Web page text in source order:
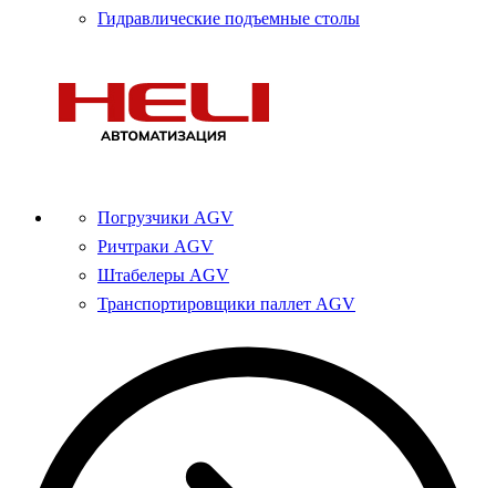
Гидравлические подъемные столы
Погрузчики AGV
Ричтраки AGV
Штабелеры AGV
Транспортировщики паллет AGV